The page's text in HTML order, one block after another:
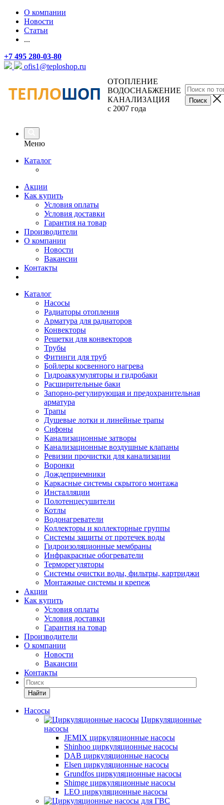
О компании
Новости
Статьи
...
+7 495 280-03-80
ofis1@teploshop.ru
ОТОПЛЕНИЕ
ВОДОСНАБЖЕНИЕ
КАНАЛИЗАЦИЯ
с 2007 года
Меню
Каталог
Акции
Как купить
Условия оплаты
Условия доставки
Гарантия на товар
Производители
О компании
Новости
Вакансии
Контакты
Каталог
Насосы
Радиаторы отопления
Арматура для радиаторов
Конвекторы
Решетки для конвекторов
Трубы
Фитинги для труб
Бойлеры косвенного нагрева
Гидроаккумуляторы и гидробаки
Расширительные баки
Запорно-регулирующая и предохранительная
арматура
Трапы
Душевые лотки и линейные трапы
Сифоны
Канализационные затворы
Канализационные воздушные клапаны
Ревизии прочистки для канализации
Воронки
Дождеприемники
Каркасные системы скрытого монтажа
Инсталляции
Полотенцесушители
Котлы
Водонагреватели
Коллекторы и коллекторные группы
Системы защиты от протечек воды
Гидроизоляционные мембраны
Инфракрасные обогреватели
Терморегуляторы
Системы очистки воды, фильтры, картриджи
Монтажные системы и крепеж
Акции
Как купить
Условия оплаты
Условия доставки
Гарантия на товар
Производители
О компании
Новости
Вакансии
Контакты
Найти
Насосы
Циркуляционные
насосы
JEMIX циркуляционные насосы
Shinhoo циркуляционные насосы
DAB циркуляционные насосы
Elsen циркуляционные насосы
Grundfos циркуляционные насосы
Shimge циркуляционные насосы
LEO циркуляционные насосы